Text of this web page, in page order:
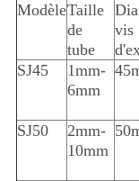
ModèleTaille
de
tube
vis
SJ45
1mm-
6mm
SJ50
2mm-
10mm